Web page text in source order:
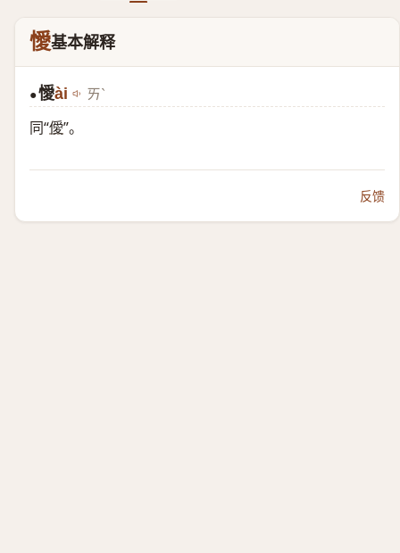
懓基本解释
●懓ài ㄞˋ
同“僾”。
反馈